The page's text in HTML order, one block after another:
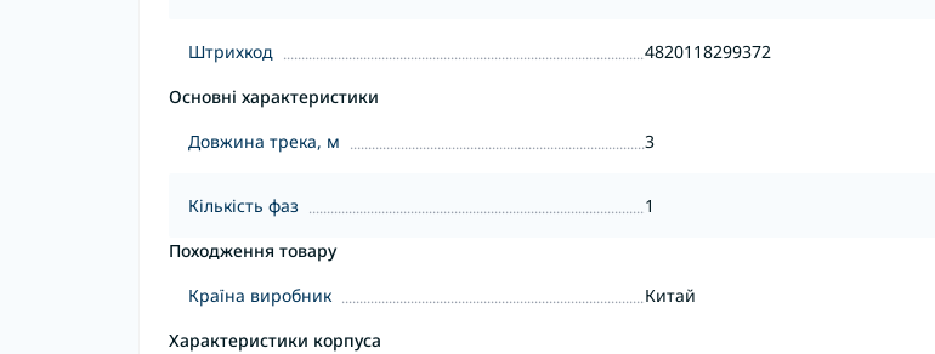
Штрихкод
4820118299372
Основні характеристики
Довжина трека, м
3
Кількість фаз
1
Походження товару
Країна виробник
Китай
Характеристики корпуса